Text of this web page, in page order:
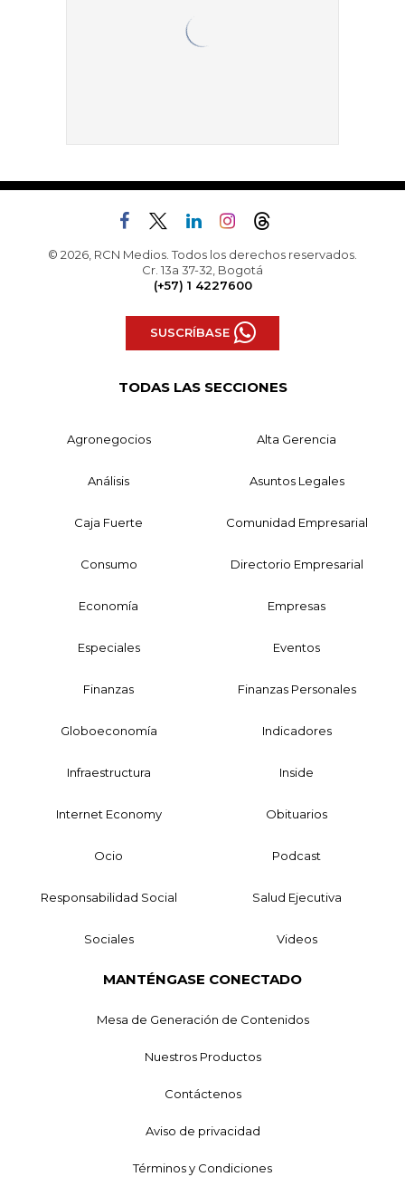
© 2026, RCN Medios. Todos los derechos reservados.
Cr. 13a 37-32, Bogotá
(+57) 1 4227600
SUSCRÍBASE
TODAS LAS SECCIONES
Agronegocios Alta Gerencia
Análisis Asuntos Legales
Caja Fuerte Comunidad Empresarial
Consumo Directorio Empresarial
Economía Empresas
Especiales Eventos
Finanzas Finanzas Personales
Globoeconomía Indicadores
Infraestructura Inside
Internet Economy Obituarios
Ocio Podcast
Responsabilidad Social Salud Ejecutiva
Sociales Videos
MANTÉNGASE CONECTADO
Mesa de Generación de Contenidos
Nuestros Productos
Contáctenos
Aviso de privacidad
Términos y Condiciones